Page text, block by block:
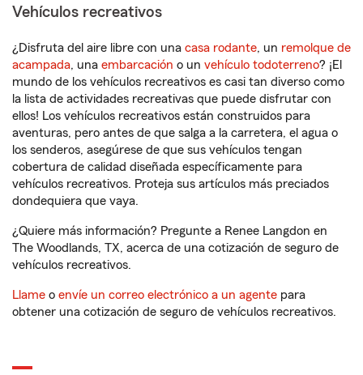
Vehículos recreativos
¿Disfruta del aire libre con una casa rodante, un remolque de
acampada, una embarcación o un vehículo todoterreno? ¡El
mundo de los vehículos recreativos es casi tan diverso como
la lista de actividades recreativas que puede disfrutar con
ellos! Los vehículos recreativos están construidos para
aventuras, pero antes de que salga a la carretera, el agua o
los senderos, asegúrese de que sus vehículos tengan
cobertura de calidad diseñada específicamente para
vehículos recreativos. Proteja sus artículos más preciados
dondequiera que vaya.
¿Quiere más información? Pregunte a Renee Langdon en
The Woodlands, TX, acerca de una cotización de seguro de
vehículos recreativos.
Llame o envíe un correo electrónico a un agente para
obtener una cotización de seguro de vehículos recreativos.